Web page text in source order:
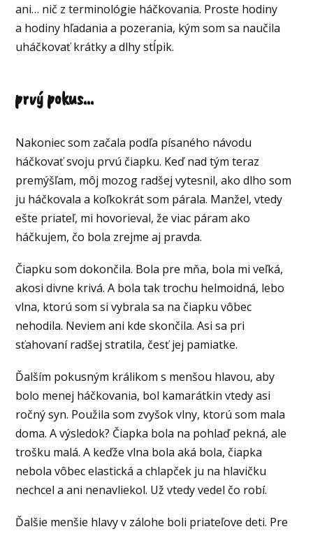
ani… nič z terminológie háčkovania. Proste hodiny
a hodiny hľadania a pozerania, kým som sa naučila
uháčkovať krátky a dlhy stĺpik.
prvý pokus...
Nakoniec som začala podľa písaného návodu
háčkovať svoju prvú čiapku. Keď nad tým teraz
premýšľam, môj mozog radšej vytesnil, ako dlho som
ju háčkovala a koľkokrát som párala. Manžel, vtedy
ešte priateľ, mi hovorieval, že viac páram ako
háčkujem, čo bola zrejme aj pravda.
Čiapku som dokončila. Bola pre mňa, bola mi veľká,
akosi divne krivá. A bola tak trochu helmoidná, lebo
vlna, ktorú som si vybrala sa na čiapku vôbec
nehodila. Neviem ani kde skončila. Asi sa pri
sťahovaní radšej stratila, česť jej pamiatke.
Ďalším pokusným králikom s menšou hlavou, aby
bolo menej háčkovania, bol kamarátkin vtedy asi
ročný syn. Použila som zvyšok vlny, ktorú som mala
doma. A výsledok? Čiapka bola na pohlaď pekná, ale
trošku malá. A keďže vlna bola aká bola, čiapka
nebola vôbec elastická a chlapček ju na hlavičku
nechcel a ani nenavliekol. Už vtedy vedel čo robí.
Ďalšie menšie hlavy v zálohe boli priateľove deti. Pre